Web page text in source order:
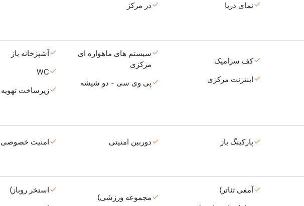
نمای دریا در مرکز
کف سرامیک
اینترنت مرکزی
سیستم های ماهواره ای
مرکزی
پی وی سی - دو شیشه
آشپزخانه باز
WC
زیرساخت
پارکینگ باز دوربین امنیتی امنیت خصوصی
آمفی تئاتر)
مجموعه ورزشی)
استخر روباز)